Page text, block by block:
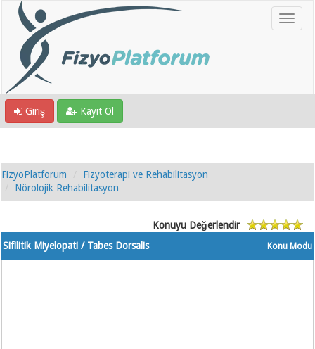
Giriş Kayıt Ol
FizyoPlatforum
Fizyoterapi ve Rehabilitasyon
Nörolojik Rehabilitasyon
Konuyu Değerlendir
Konu Modu
Sifilitik Miyelopati / Tabes Dorsalis